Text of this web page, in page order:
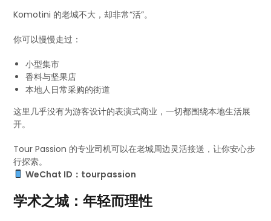
Komotini 的老城不大，却非常“活”。
你可以慢慢走过：
小型集市
香料与坚果店
本地人日常采购的街道
这里几乎没有为游客设计的表演式商业，一切都围绕本地生活展
开。
Tour Passion 的专业司机可以在老城周边灵活接送，让你安心步
行探索。
WeChat ID：tourpassion
学术之城：年轻而理性